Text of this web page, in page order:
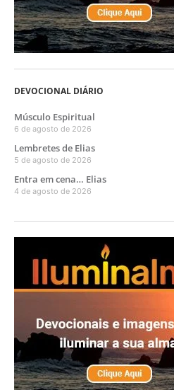
DEVOCIONAL DIÁRIO
Músculo Espiritual
6 de agosto de 2026
Lembretes de Elias
5 de agosto de 2026
Entra em cena… Elias
4 de agosto de 2026